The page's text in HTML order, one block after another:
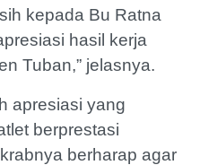
kepada Bu Ratna
hasil kerja
Tuban,” jelasnya.
apresiasi yang
berprestasi
berharap agar